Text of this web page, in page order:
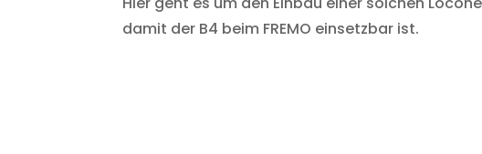
damit der B4 beim FREMO einsetzbar ist.